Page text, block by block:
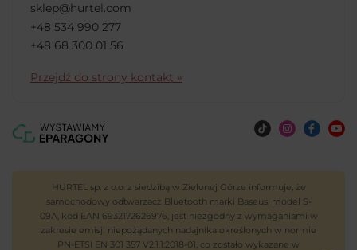
sklep@hurtel.com
+48 534 990 277
+48 68 300 01 56
Przejdź do strony kontakt »
HURTEL sp. z o.o. z siedzibą w Zielonej Górze informuje, że
samochodowy odtwarzacz Bluetooth marki Baseus, model S-
09A, kod EAN 6932172626976, jest niezgodny z wymaganiami w
zakresie emisji niepożądanych nadajnika określonych w normie
PN-ETSI EN 301 357 V2.1.1:2018-01, co zostało wykazane w